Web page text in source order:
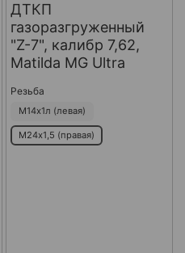
ДТКП
газоразгруженный
"Z-7", калибр 7,62,
Matilda MG Ultra
Резьба
М14х1л (левая)
М24х1,5 (правая)